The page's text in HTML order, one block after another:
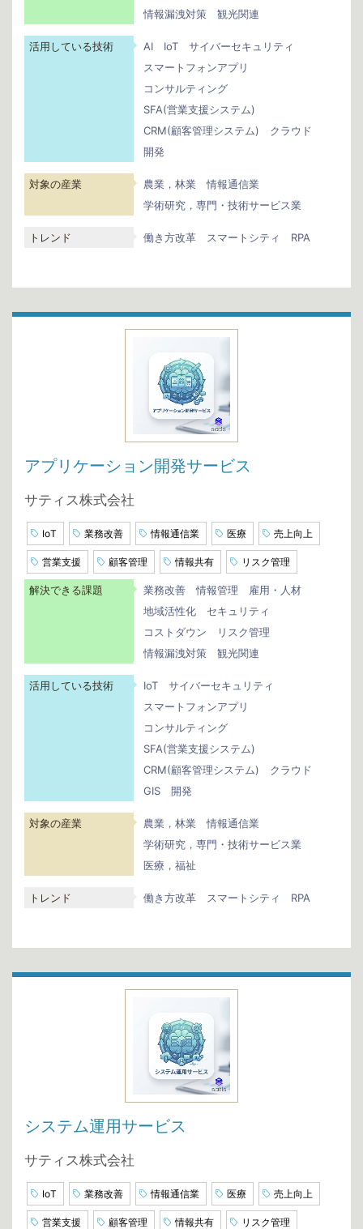
情報漏洩対策 観光関連
活用している技術 AI IoT
サイバーセキュリティ
スマートフォンアプリ
コンサルティング
SFA(営業支援システム)
CRM(顧客管理システム)
クラウド
開発
対象の産業 農業，林業
情報通信業
学術研究，専門・技術サービス業
トレンド 働き方改革 スマートシティ RPA
アプリケーション開発サービス
サティス株式会社
IoT 業務改善 情報通信業 医療 売上向上
営業支援 顧客管理 情報共有 リスク管理
解決できる課題 業務改善 情報管理
雇用・人材
地域活性化
セキュリティ
コストダウン
リスク管理
情報漏洩対策
観光関連
活用している技術 IoT
サイバーセキュリティ
スマートフォンアプリ
コンサルティング
SFA(営業支援システム)
CRM(顧客管理システム)
クラウド
GIS
開発
対象の産業 農業，林業
情報通信業
学術研究，専門・技術サービス業
医療，福祉
トレンド 働き方改革 スマートシティ RPA
システム運用サービス
サティス株式会社
IoT 業務改善 情報通信業 医療 売上向上
営業支援 顧客管理 情報共有 リスク管理